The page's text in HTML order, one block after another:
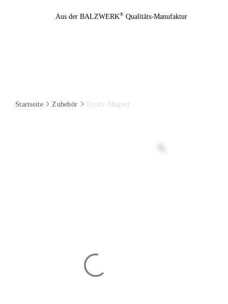
Aus der BALZWERK®Qualitäts-Manufaktur
Startseite Zubehör Ersatz-Magnet